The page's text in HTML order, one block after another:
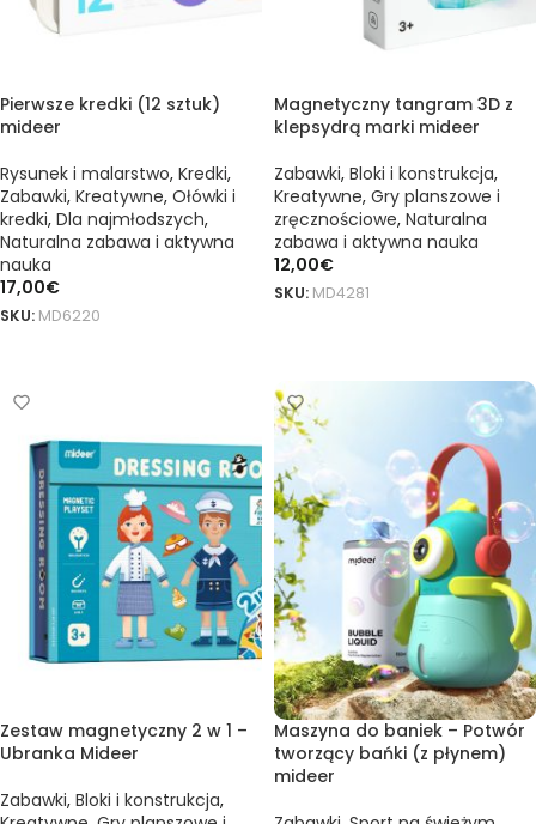
Pierwsze kredki (12 sztuk)
mideer
Rysunek i malarstwo, Kredki,
Zabawki, Kreatywne, Ołówki i
kredki, Dla najmłodszych,
Naturalna zabawa i aktywna
nauka
17,00€
SKU: MD6220
Magnetyczny tangram 3D z
klepsydrą marki mideer
Zabawki, Bloki i konstrukcja,
Kreatywne, Gry planszowe i
zręcznościowe, Naturalna
zabawa i aktywna nauka
12,00€
SKU: MD4281
Zestaw magnetyczny 2 w 1 –
Ubranka Mideer
Zabawki, Bloki i konstrukcja,
Maszyna do baniek – Potwór
tworzący bańki (z płynem)
mideer